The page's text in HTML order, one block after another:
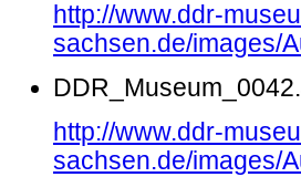
http://www.ddr-
sachsen.de/images/
http://www.ddr-
sachsen.de/images/